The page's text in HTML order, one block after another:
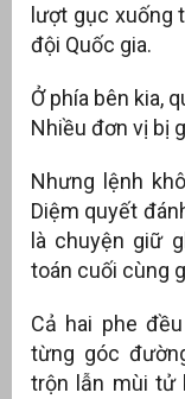
lượt gục xuống
đội Quốc gia.
Ở phía bên kia,
Nhiều đơn vị bị
Nhưng lệnh
Diệm quyết
là chuyện giữ
toán cuối cùng
Cả hai phe
từng góc
trộn lẫn mùi tử